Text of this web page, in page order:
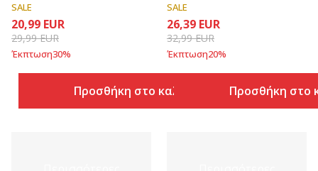
SALE
20,99 EUR
29,99EUR
Έκπτωση30%
Προσθήκη στο καλάθι
SALE
26,39 EUR
32,99EUR
Έκπτωση20%
Προσθήκη στο